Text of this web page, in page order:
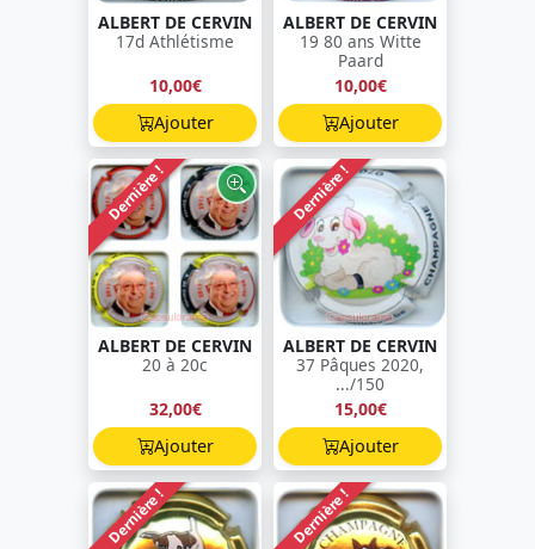
ALBERT DE CERVIN
17d Athlétisme
10,00€
Ajouter
ALBERT DE CERVIN
19 80 ans Witte
Paard
10,00€
Ajouter
Dernière !
ALBERT DE CERVIN
20 à 20c
32,00€
Ajouter
Dernière !
ALBERT DE CERVIN
37 Pâques 2020,
.../150
15,00€
Ajouter
Dernière ! Dernière !